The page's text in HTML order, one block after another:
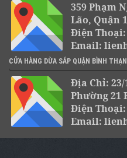
359 Phạm
Lão, Quận
Điện Thoại:
Email:
CỬA HÀNG DỪA SÁP QUẬN BÌNH
Địa Chỉ: 23/
Phường 21
Điện Thoại:
Email: